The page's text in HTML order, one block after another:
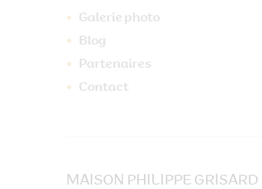
Galerie photo
Blog
Partenaires
Contact
MAISON PHILIPPE GRISARD